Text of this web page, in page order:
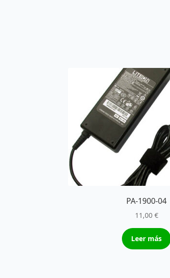
PA-1900-04
11,00 €
Leer más